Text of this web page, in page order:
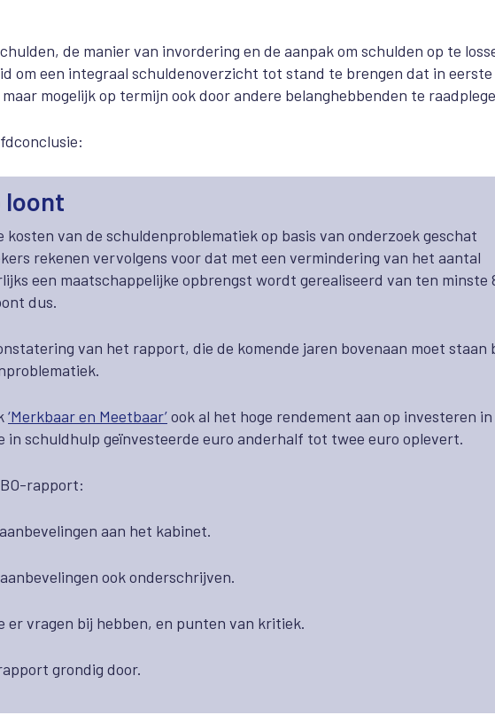
de manier van invordering en de aanpak om schulden op te
om een integraal schuldenoverzicht tot stand te brengen dat in eerste
mogelijk op termijn ook door andere belanghebbenden te
loont
van de schuldenproblematiek op basis van onderzoek geschat
rekenen vervolgens voor dat met een vermindering van het aantal
een maatschappelijke opbrengst wordt gerealiseerd van ten minste
dus.
van het rapport, die de komende jaren bovenaan moet staan
‘Merkbaar en Meetbaar’ook al het hoge rendement aan op investeren in
in schuldhulp geïnvesteerde euro anderhalf tot twee euro oplevert.
rapport:
aan het kabinet.
ook onderschrijven.
er vragen bij hebben, en punten van kritiek.
grondig door.